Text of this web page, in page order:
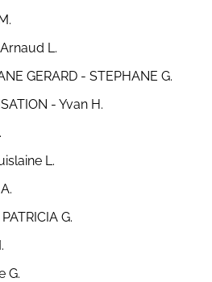
L.
GERARD - STEPHANE G.
- Yvan H.
L.
G.
G.